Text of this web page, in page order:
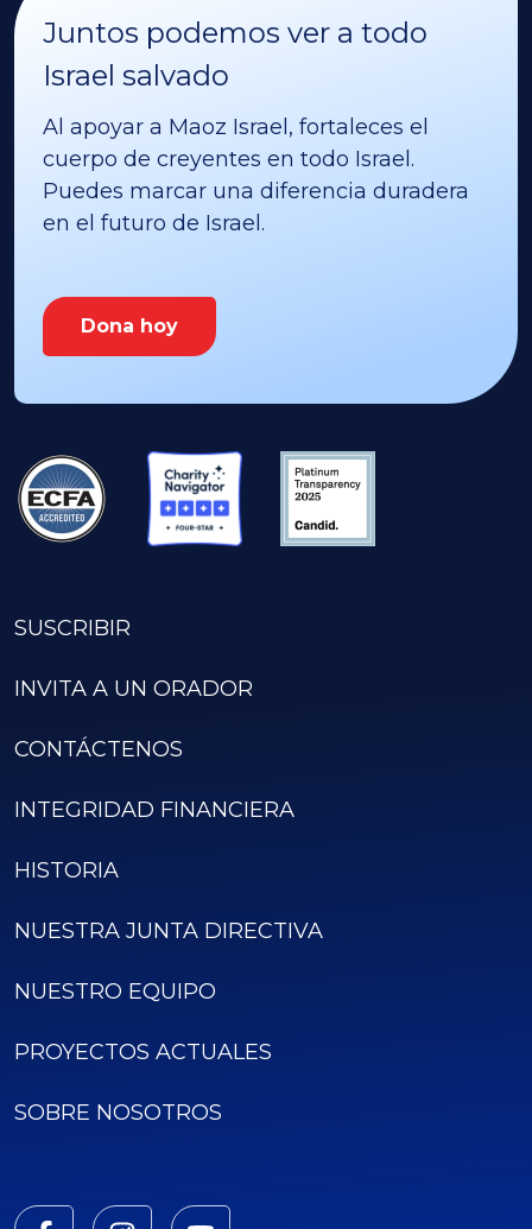
Juntos podemos ver a todo
Israel salvado
Al apoyar a Maoz Israel, fortaleces el
cuerpo de creyentes en todo Israel.
Puedes marcar una diferencia duradera
en el futuro de Israel.
Dona hoy
SUSCRIBIR
INVITA A UN ORADOR
CONTÁCTENOS
INTEGRIDAD FINANCIERA
HISTORIA
NUESTRA JUNTA DIRECTIVA
NUESTRO EQUIPO
PROYECTOS ACTUALES
SOBRE NOSOTROS